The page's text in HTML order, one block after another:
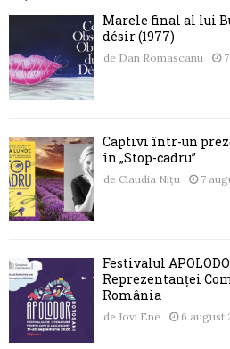
Marele final al lui
désir (1977)
de Dan Romascanu
Captivi într-un
în „Stop-cadru”
de Claudia Nițu 7
Festivalul
Reprezentanței
România
de Jovi Ene 6 august